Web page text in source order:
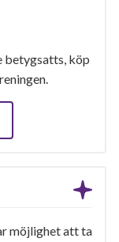
betygsatts, köp
möjlighet att ta